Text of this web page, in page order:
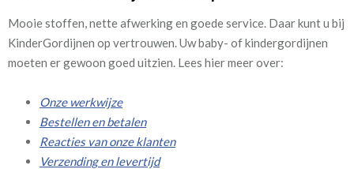
Mooie stoffen, nette afwerking en goede service. Daar kunt u bij
KinderGordijnen op vertrouwen. Uw baby- of kindergordijnen
moeten er gewoon goed uitzien. Lees hier meer over:
Onze werkwijze
Bestellen en betalen
Reacties van onze klanten
Verzending en levertijd